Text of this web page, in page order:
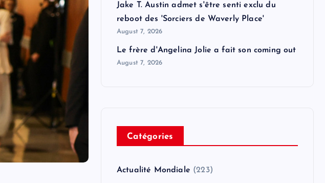
Jake T. Austin admet s'être senti exclu du
reboot des 'Sorciers de Waverly Place'
August 7, 2026
Le frère d'Angelina Jolie a fait son coming out
August 7, 2026
Catégories
Actualité Mondiale (223)